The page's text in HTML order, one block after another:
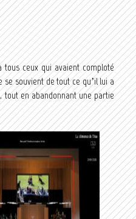
tous ceux qui avaient comploté
se souvient de tout ce qu’il lui a
en abandonnant une partie